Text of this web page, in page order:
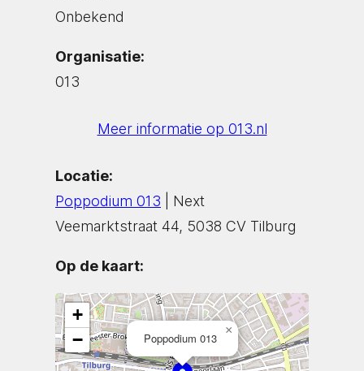
Onbekend
Organisatie:
013
Meer informatie op 013.nl
Locatie:
Poppodium 013 | Next
Veemarktstraat 44, 5038 CV Tilburg
Op de kaart:
Poppodium 013
×
+
−